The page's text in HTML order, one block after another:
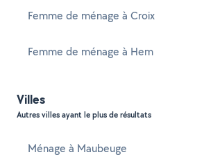
Femme de ménage à Croix
Femme de ménage à Hem
Villes
Autres villes ayant le plus de résultats
Ménage à Maubeuge